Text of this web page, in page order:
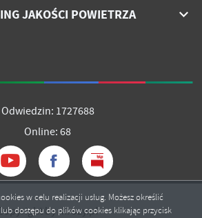
JAKOŚCI POWIETRZA
Odwiedzin: 1727688
Online: 68
by mrozy.pl
w celu realizacji usług. Możesz określić
dostępu do plików cookies klikając przycisk